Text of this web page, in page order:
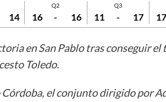
14
Q2
16 - 16
Q3
11 - 17 17
en San Pablo tras conseguir
Toledo.
Córdoba, el conjunto dirigido por